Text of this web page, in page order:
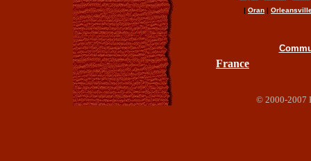
| Oran |
France
© 2000-2007